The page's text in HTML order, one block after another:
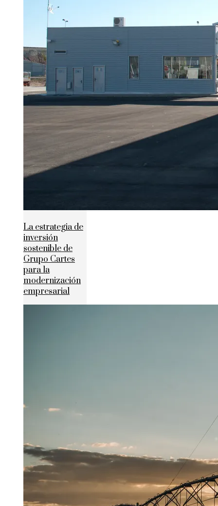
La estrategia de
inversión
sostenible de
Grupo Cartes
para la
modernización
empresarial